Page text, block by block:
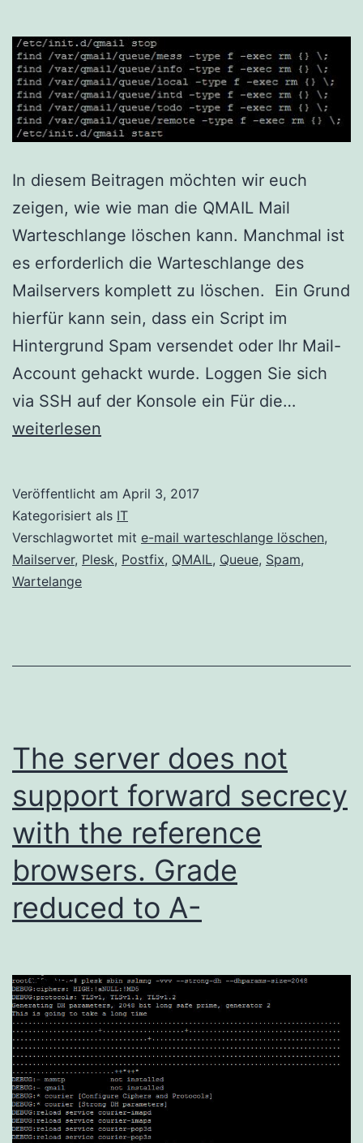
In diesem Beitragen möchten wir euch
zeigen, wie wie man die QMAIL Mail
Warteschlange löschen kann. Manchmal ist
es erforderlich die Warteschlange des
Mailservers komplett zu löschen. Ein Grund
hierfür kann sein, dass ein Script im
Hintergrund Spam versendet oder Ihr Mail-
Account gehackt wurde. Loggen Sie sich
via SSH auf der Konsole ein Für die…
weiterlesen
Veröffentlicht am April 3, 2017
Kategorisiert als IT
Verschlagwortet mit e-mail warteschlange löschen,
Mailserver, Plesk, Postfix, QMAIL, Queue, Spam,
Wartelange
The server does not
support forward secrecy
with the reference
browsers. Grade
reduced to A-